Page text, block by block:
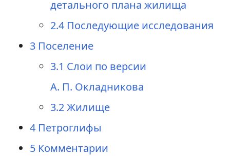
детального плана жилища
2.4 Последующие исследования
3 Поселение
3.1 Слои по версии
А. П. Окладникова
3.2Жилище
4 Петроглифы
5 Комментарии